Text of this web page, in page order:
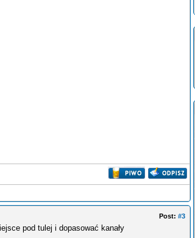
Post:#3
pod tulej i dopasować kanały